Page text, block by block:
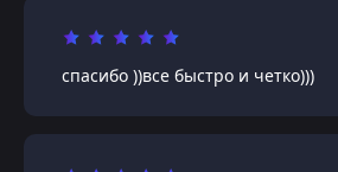
спасибо ))все быстро и четко)))